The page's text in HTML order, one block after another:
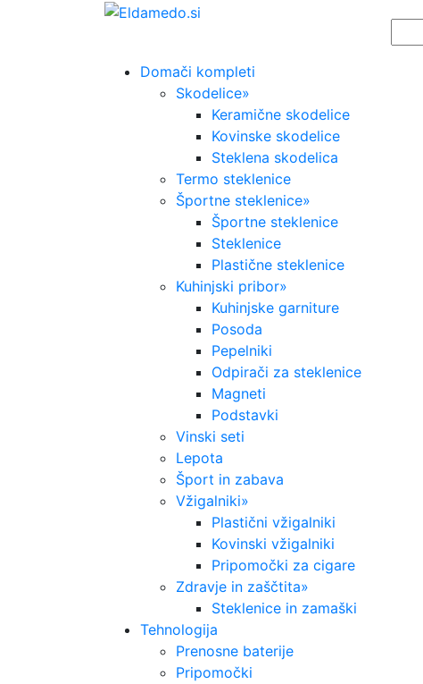
Domači kompleti
Skodelice»
Keramične skodelice
Kovinske skodelice
Steklena skodelica
Termo steklenice
Športne steklenice»
Športne steklenice
Steklenice
Plastične steklenice
Kuhinjski pribor»
Kuhinjske garniture
Posoda
Pepelniki
Odpirači za steklenice
Magneti
Podstavki
Vinski seti
Lepota
Šport in zabava
Vžigalniki»
Plastični vžigalniki
Kovinski vžigalniki
Pripomočki za cigare
Zdravje in zaščtita»
Steklenice in zamaški
Tehnologija
Prenosne baterije
Pripomočki